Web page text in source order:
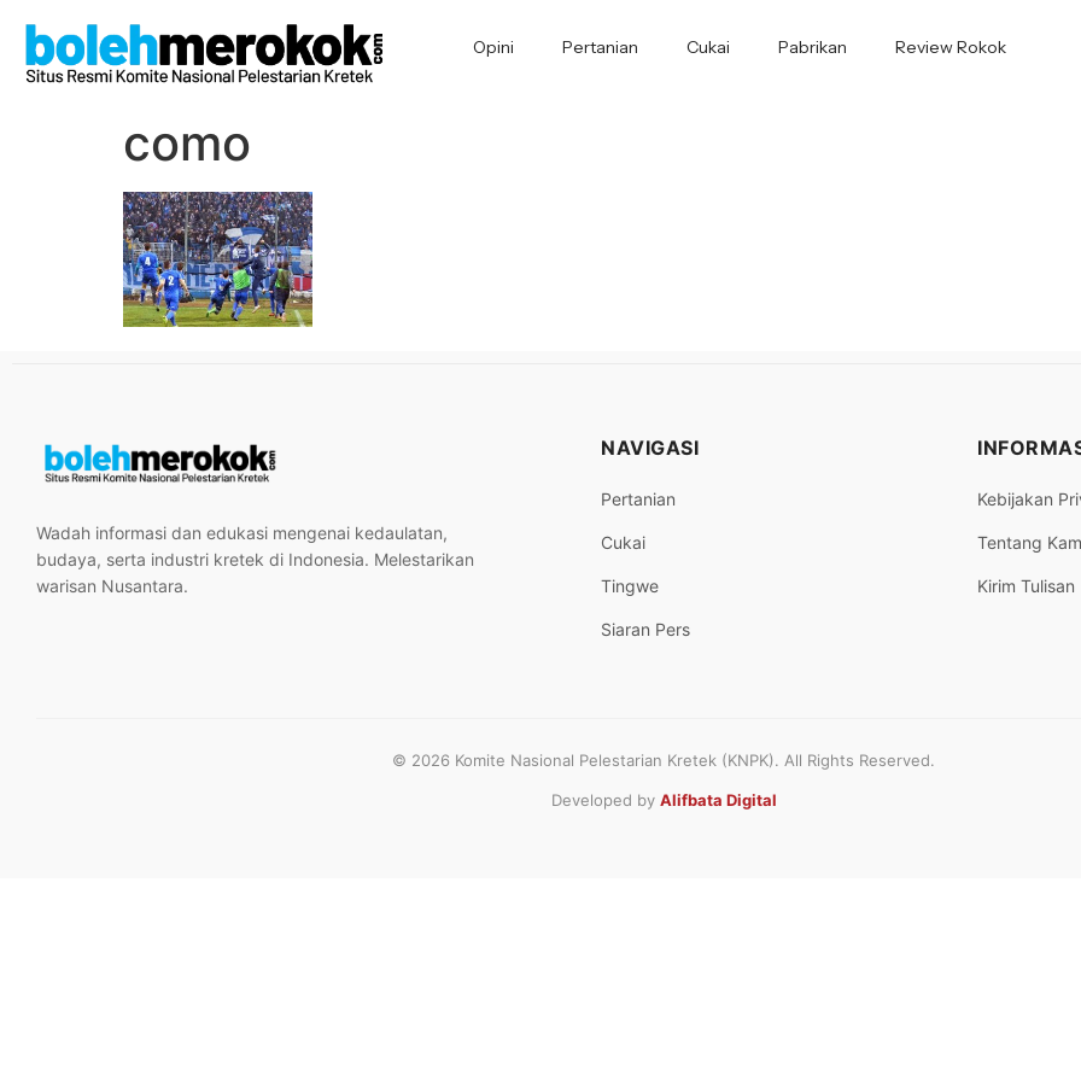
Opini Pertanian Cukai Pabrikan Review Rokok
como
Wadah informasi dan edukasi mengenai kedaulatan,
budaya, serta industri kretek di Indonesia. Melestarikan
warisan Nusantara.
NAVIGASI
Pertanian
Cukai
Tingwe
Siaran Pers
Kebijakan
Tentang
Kirim Tulisan
© 2026 Komite Nasional Pelestarian Kretek (KNPK). All Rights Reserved.
Developed by Alifbata Digital